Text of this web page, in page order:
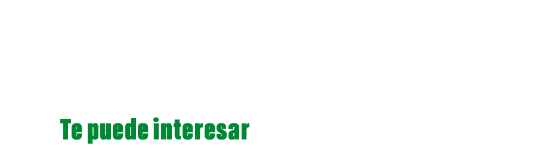
Te puede interesar